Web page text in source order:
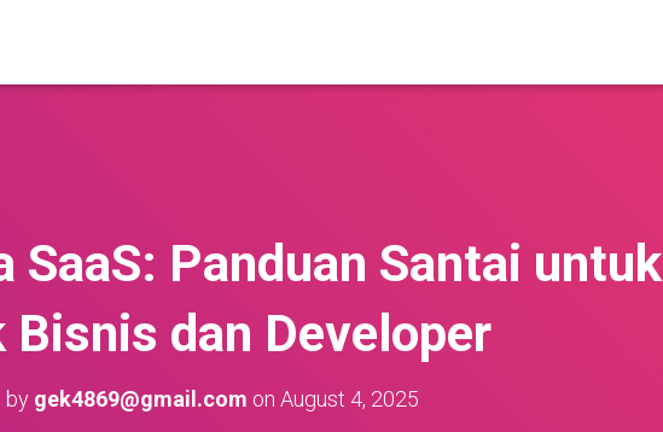
SaaS: Panduan Santai untuk
Bisnis dan Developer
by gek4869@gmail.com on August 4, 2025